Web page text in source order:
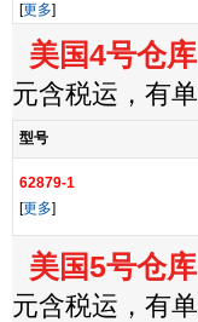
[更多]
美国4号仓库
元含税运，有
型号
62879-1
[更多]
美国5号仓库
元含税运，有